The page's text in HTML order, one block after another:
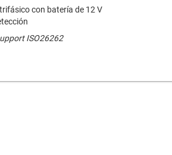
con batería de 12 V
ISO26262